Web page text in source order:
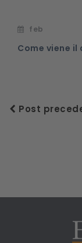
feb
Come viene
Post